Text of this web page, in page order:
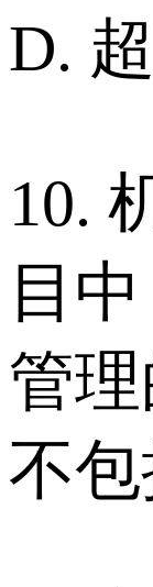
D.
10.
目
管
不包